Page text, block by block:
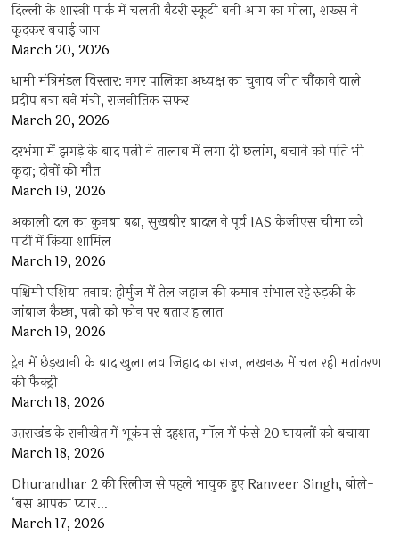
दिल्ली के शास्त्री पार्क में चलती बैटरी स्कूटी बनी आग का गोला, शख्स ने
कूदकर बचाई जान
March 20, 2026
धामी मंत्रिमंडल विस्तार: नगर पालिका अध्यक्ष का चुनाव जीत चौंकाने वाले
प्रदीप बत्रा बने मंत्री, राजनीतिक सफर
March 20, 2026
दरभंगा में झगड़े के बाद पत्नी ने तालाब में लगा दी छलांग, बचाने को पति भी
कूदा; दोनों की मौत
March 19, 2026
अकाली दल का कुनबा बढ़ा, सुखबीर बादल ने पूर्व IAS केजीएस चीमा को
पार्टी में किया शामिल
March 19, 2026
पश्चिमी एशिया तनाव: होर्मुज में तेल जहाज की कमान संभाल रहे रुड़की के
जांबाज कैप्टन, पत्नी को फोन पर बताए हालात
March 19, 2026
ट्रेन में छेड़खानी के बाद खुला लव जिहाद का राज, लखनऊ में चल रही मतांतरण
की फैक्ट्री
March 18, 2026
उत्तराखंड के रानीखेत में भूकंप से दहशत, मॉल में फंसे 20 घायलों को बचाया
March 18, 2026
Dhurandhar 2 की रिलीज से पहले भावुक हुए Ranveer Singh, बोले-
‘बस आपका प्यार…
March 17, 2026